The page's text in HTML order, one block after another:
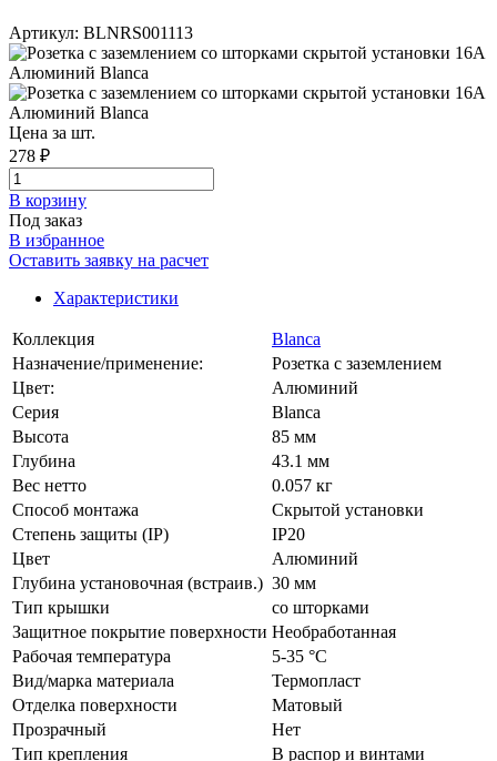
Артикул: BLNRS001113
Цена за шт.
278 ₽
В корзинy
Под заказ
В избранное
Оставить заявку на расчет
Характеристики
Коллекция
Blanca
Назначение/применение:
Розетка с заземлением
Цвет:
Алюминий
Серия
Blanca
Высота
85 мм
Глубина
43.1 мм
Вес нетто
0.057 кг
Способ монтажа
Скрытой установки
Степень защиты (IP)
IP20
Цвет
Алюминий
Глубина установочная (встраив.) 30 мм
Тип крышки
со шторками
Защитное покрытие поверхности Необработанная
Рабочая температура
5-35 °C
Вид/марка материала
Термопласт
Отделка поверхности
Матовый
Прозрачный
Нет
Тип крепления
В распор и винтами